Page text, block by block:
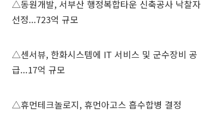
△동원개발, 서부산 행정복합타운 신축공사 낙찰자
선정...723억 규모
△센서뷰, 한화시스템에 IT 서비스 및 군수장비 공
급...17억 규모
△휴먼테크놀로지, 휴먼아고스 흡수합병 결정